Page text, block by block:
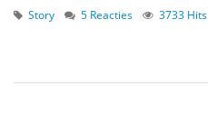
Story 5 Reacties 3733 Hits